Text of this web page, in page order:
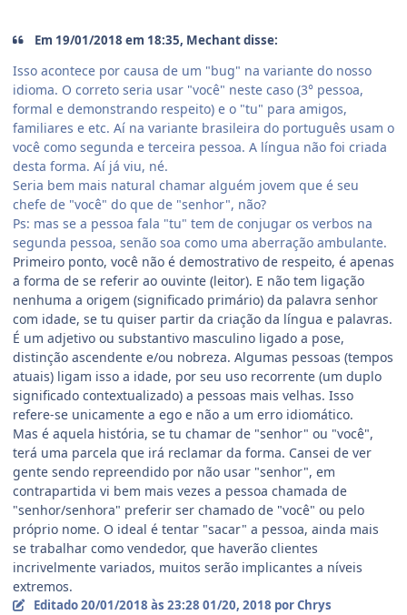
Em 19/01/2018 em 18:35, Mechant disse:
Isso acontece por causa de um "bug" na variante do nosso
idioma. O correto seria usar "você" neste caso (3° pessoa,
formal e demonstrando respeito) e o "tu" para amigos,
familiares e etc. Aí na variante brasileira do português usam o
você como segunda e terceira pessoa. A língua não foi criada
desta forma. Aí já viu, né.
Seria bem mais natural chamar alguém jovem que é seu
chefe de "você" do que de "senhor", não?
Ps: mas se a pessoa fala "tu" tem de conjugar os verbos na
segunda pessoa, senão soa como uma aberração ambulante.
Primeiro ponto, você não é demostrativo de respeito, é apenas
a forma de se referir ao ouvinte (leitor). E não tem ligação
nenhuma a origem (significado primário) da palavra senhor
com idade, se tu quiser partir da criação da língua e palavras.
É um adjetivo ou substantivo masculino ligado a pose,
distinção ascendente e/ou nobreza. Algumas pessoas (tempos
atuais) ligam isso a idade, por seu uso recorrente (um duplo
significado contextualizado) a pessoas mais velhas. Isso
refere-se unicamente a ego e não a um erro idiomático.
Mas é aquela história, se tu chamar de "senhor" ou "você",
terá uma parcela que irá reclamar da forma. Cansei de ver
gente sendo repreendido por não usar "senhor", em
contrapartida vi bem mais vezes a pessoa chamada de
"senhor/senhora" preferir ser chamado de "você" ou pelo
próprio nome. O ideal é tentar "sacar" a pessoa, ainda mais
se trabalhar como vendedor, que haverão clientes
incrivelmente variados, muitos serão implicantes a níveis
extremos.
Editado20/01/2018 às 23:28 01/20, 2018 por Chrys